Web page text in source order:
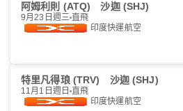
阿姆利則 (ATQ) 沙迦 (SHJ)
9月23日週三 直飛
印度快運航空
特里凡得琅 (TRV) 沙迦 (SHJ)
11月1日週日 直飛
印度快運航空